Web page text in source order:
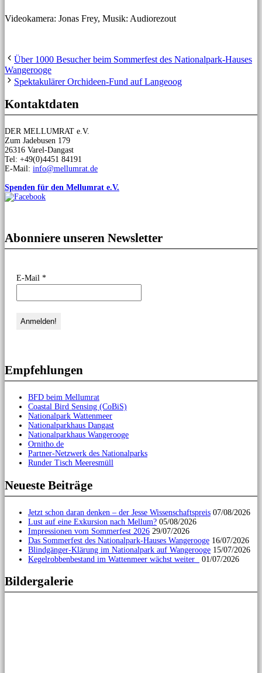
Videokamera: Jonas Frey, Musik: Audiorezout
Über 1000 Besucher beim Sommerfest des Nationalpark-Hauses
Wangerooge
Spektakulärer Orchideen-Fund auf Langeoog
Kontaktdaten
DER MELLUMRAT e.V.
Zum Jadebusen 179
26316 Varel-Dangast
Tel: +49(0)4451 84191
E-Mail: info@mellumrat.de
Spenden für den Mellumrat e.V.
Abonniere unseren Newsletter
E-Mail *
Empfehlungen
BFD beim Mellumrat
Coastal Bird Sensing (CoBiS)
Nationalpark Wattenmeer
Nationalparkhaus Dangast
Nationalparkhaus Wangerooge
Ornitho.de
Partner-Netzwerk des Nationalparks
Runder Tisch Meeresmüll
Neueste Beiträge
Jetzt schon daran denken – der Jesse Wissenschaftspreis 07/08/2026
Lust auf eine Exkursion nach Mellum? 05/08/2026
Impressionen vom Sommerfest 2026 29/07/2026
Das Sommerfest des Nationalpark-Hauses Wangerooge 16/07/2026
Blindgänger-Klärung im Nationalpark auf Wangerooge 15/07/2026
Kegelrobbenbestand im Wattenmeer wächst weiter
01/07/2026
Bildergalerie